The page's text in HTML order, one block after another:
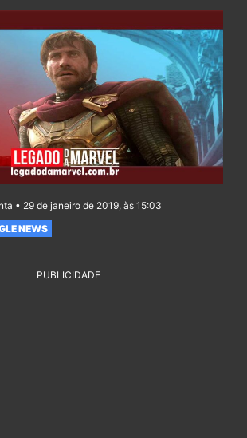
• 29 de janeiro de 2019, às 15:03
NEWS
PUBLICIDADE